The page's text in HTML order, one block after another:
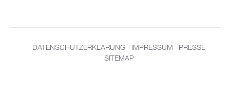
DATENSCHUTZERKLÄRUNG IMPRESSUM
PRESSE
SITEMAP